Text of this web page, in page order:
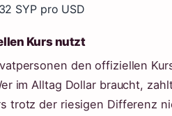
SYP pro USD
Kurs nutzt
den offiziellen
im Alltag Dollar braucht,
trotz der riesigen Differenz